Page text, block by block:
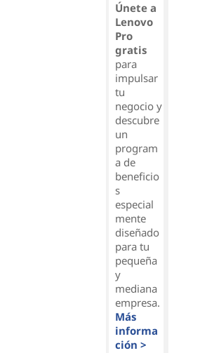
Únete a
Lenovo
Pro
gratis
para
impulsar
tu
negocio y
descubre
un
program
a de
beneficio
s
especial
mente
diseñado
para tu
pequeña
y
mediana
empresa.
Más
informa
ción >